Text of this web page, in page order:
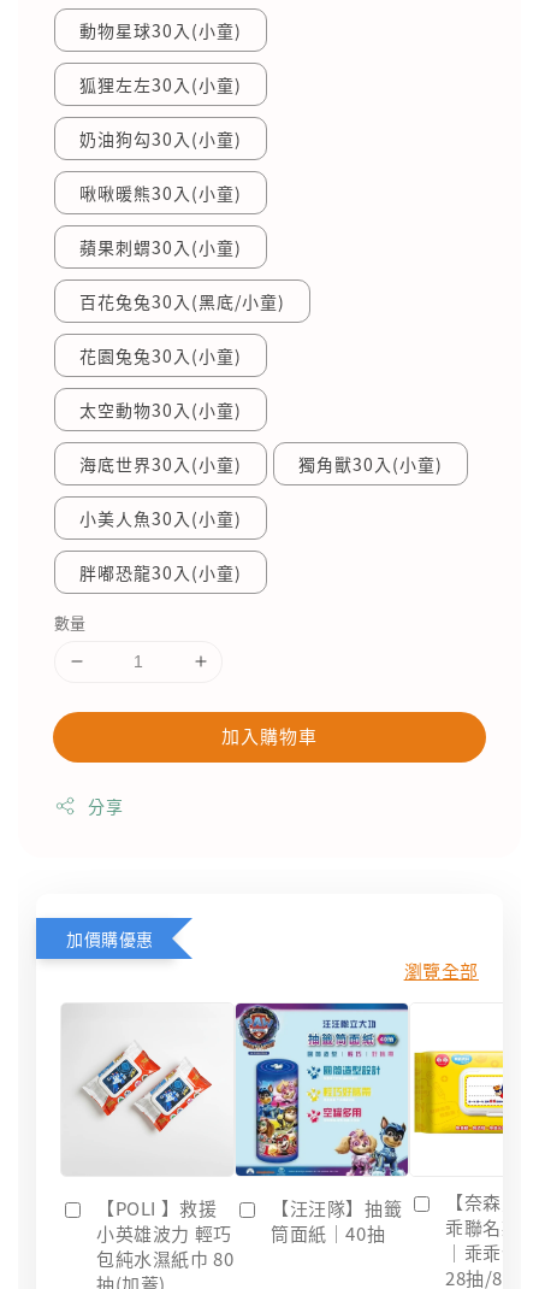
動物星球30入(小童)
狐狸左左30入(小童)
奶油狗勾30入(小童)
啾啾暖熊30入(小童)
蘋果刺蝟30入(小童)
百花兔兔30入(黑底/小童)
花園兔兔30入(小童)
太空動物30入(小童)
海底世界30入(小童) 獨角獸30入(小童)
小美人魚30入(小童)
胖嘟恐龍30入(小童)
數量
加入購物車
分享
加價購優惠
瀏覽全部
【POLI 】救援
小英雄波力 輕巧
包純水濕紙巾 80
抽(加蓋)
【汪汪隊】抽籤
筒面紙｜40抽
【奈森克
乖聯名款
｜乖乖發
28抽/88抽